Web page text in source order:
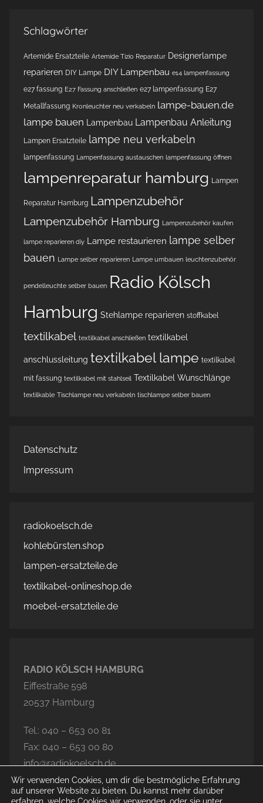
Schlagwörter
Artemide Ersatzteile Artemide Tizio Reparatur Designerlampe
reparieren DIY Lampe DIY Lampenbau e14 lampenfassung
e27 fassung E27 Fassung anschließen e27 lampenfassung E27
Metallfassung Kronleuchter neu verkabeln lampe-bauen.de
lampe bauen
Lampenbau Lampenbau Anleitung
Lampen Ersatzteile lampe neu verkabeln
lampenfassung Lampenfassung austauschen lampenfassung öffnen
lampenreparatur hamburg Lampen
Reparatur Hamburg Lampenzubehör
Lampenzubehör Hamburg Lampenzubehör kaufen
lampe reparieren diy Lampe restaurieren lampe selber
bauen Lampe selber reparieren Lampe umbauen leuchtenzubehör
pendelleuchte selber bauen Radio Kölsch
Hamburg Stehlampe reparieren stoffkabel
textilkabel textilkabel anschließen textilkabel
anschlussleitung textilkabel lampe textilkabel
mit fassung textilkabel mit stahlseil Textilkabel Wunschlänge
textilkable Tischlampe neu verkabeln tischlampe selber bauen
Datenschutz
Impressum
radiokoelsch.de
kohlebürsten.shop
lampen-ersatzteile.de
textilkabel-onlineshop.de
moebel-ersatzteile.de
RADIO KÖLSCH HAMBURG
Eiffestraße 598
20537 Hamburg
Tel.: 040 – 653 00 81
Fax: 040 – 653 00 80
info@radiokoelsch.de
Wir verwenden Cookies, um dir die bestmögliche Erfahrung
auf unserer Website zu bieten. Du kannst mehr darüber